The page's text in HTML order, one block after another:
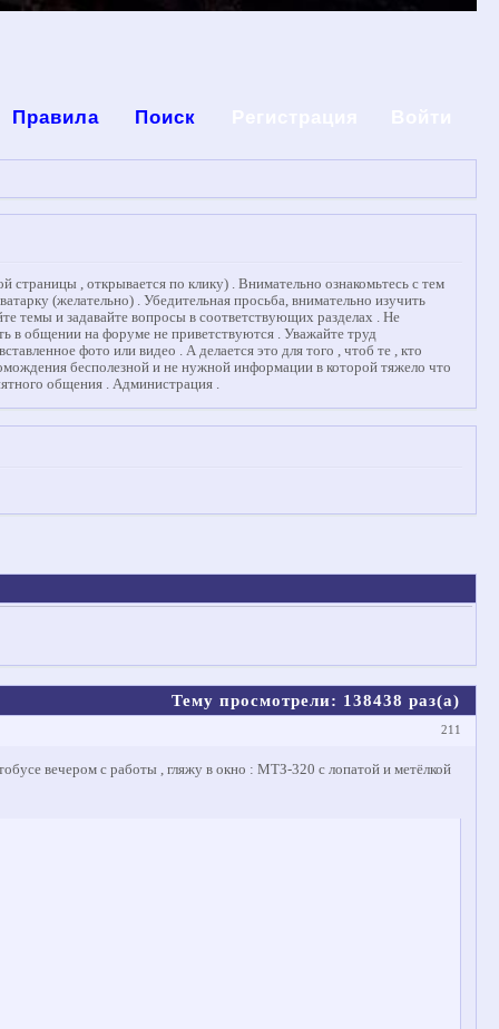
Правила Поиск
страницы , открывается по клику) . Внимательно ознакомьтесь с тем
(желательно) . Убедительная просьба, внимательно изучить
темы и задавайте вопросы в соответствующих разделах . Не
в общении на форуме не приветствуются . Уважайте труд
фото или видео . А делается это для того , чтоб те , кто
бесполезной и не нужной информации в которой тяжело что
общения . Администрация .
Тему просмотрели: 138438 раз(а)
211
вечером с работы , гляжу в окно : МТЗ-320 с лопатой и метёлкой